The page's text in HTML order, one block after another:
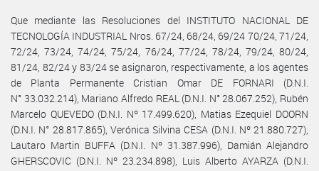
Que mediante las Resoluciones del INSTITUTO NACIONAL DE
TECNOLOGÍA INDUSTRIAL Nros. 67/24, 68/24, 69/24 70/24, 71/24,
72/24, 73/24, 74/24, 75/24, 76/24, 77/24, 78/24, 79/24, 80/24,
81/24, 82/24 y 83/24 se asignaron, respectivamente, a los agentes
de Planta Permanente Cristian Omar DE FORNARI (D.N.I.
N° 33.032.214), Mariano Alfredo REAL (D.N.I. N° 28.067.252), Rubén
Marcelo QUEVEDO (D.N.I. Nº 17.499.620), Matias Ezequiel DOORN
(D.N.I. N° 28.817.865), Verónica Silvina CESA (D.N.I. Nº 21.880.727),
Lautaro Martin BUFFA (D.N.I. Nº 31.387.996), Damián Alejandro
GHERSCOVIC (D.N.I. Nº 23.234.898), Luis Alberto AYARZA (D.N.I.